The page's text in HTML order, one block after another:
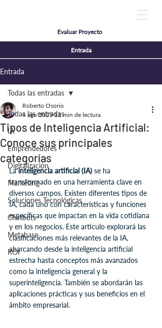
Evaluar Proyecto
Entrada
Entrada
Todas las entradas
IA
Emprendedores
Digitalización
Marketing
Soluciones Tecnológicas
Chatbots
Metabase
ROI
Todas las entradas
Tipos de Inteligencia Artificial:
Conoce sus principales
categorías
Roberto Osorio
4 ago 2025 11 min de lectura
La inteligencia artificial (IA) se ha
transformado en una herramienta clave en
diversos campos. Existen diferentes tipos de
IA, cada uno con características y funciones
específicas que impactan en la vida cotidiana
y en los negocios. Este artículo explorará las
clasificaciones más relevantes de la IA,
abarcando desde la inteligencia artificial
estrecha hasta conceptos más avanzados
como la inteligencia general y la
superinteligencia. También se abordarán las
aplicaciones prácticas y sus beneficios en el
ámbito empresarial.